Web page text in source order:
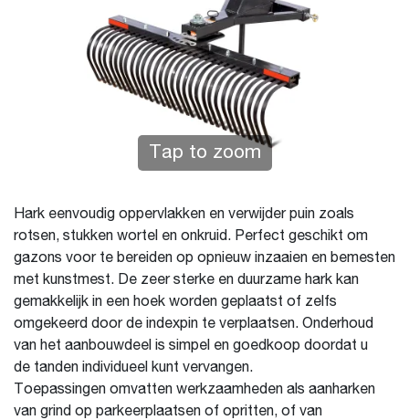
Tap to zoom
Hark eenvoudig oppervlakken en verwijder puin zoals
rotsen, stukken wortel en onkruid. Perfect geschikt om
gazons voor te bereiden op opnieuw inzaaien en bemesten
met kunstmest. De zeer sterke en duurzame hark kan
gemakkelijk in een hoek worden geplaatst of zelfs
omgekeerd door de indexpin te verplaatsen. Onderhoud
van het aanbouwdeel is simpel en goedkoop doordat u
de tanden individueel kunt vervangen.
Toepassingen omvatten werkzaamheden als aanharken
van grind op parkeerplaatsen of opritten, of van